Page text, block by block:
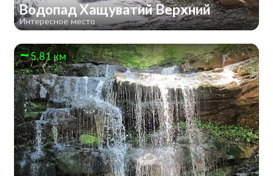
Водопад Хащуватий Верхний
Интересное место
5.81 км